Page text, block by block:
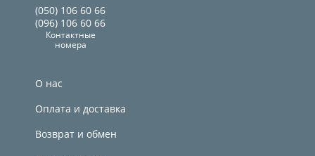
(050) 106 60 66
(096) 106 60 66
Контактные
номера
О нас
Оплата и доставка
Возврат и обмен